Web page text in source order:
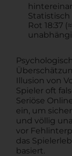
Rot 18:37
Illusion von
Spieler oft
Seriöse
ein, um
und völlig
vor
das
basiert.